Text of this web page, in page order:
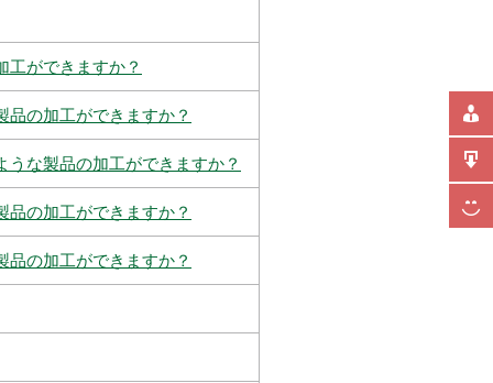
工ができますか？
の加工ができますか？
な製品の加工ができますか？
の加工ができますか？
の加工ができますか？